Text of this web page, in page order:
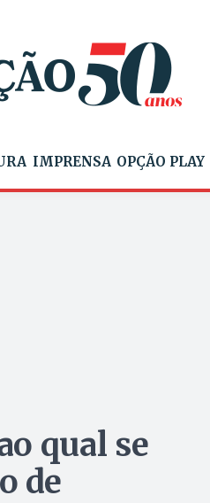
IMPRENSA OPÇÃO PLAY
qual se
de